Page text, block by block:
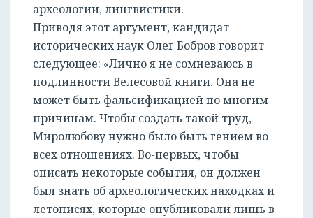
археологии, лингвистики.
Приводя этот аргумент, кандидат
исторических наук Олег Бобров говорит
следующее: «Лично я не сомневаюсь в
подлинности Велесовой книги. Она не
может быть фальсификацией по многим
причинам. Чтобы создать такой труд,
Миролюбову нужно было быть гением во
всех отношениях. Во-первых, чтобы
описать некоторые события, он должен
был знать об археологических находках и
летописях, которые опубликовали лишь в